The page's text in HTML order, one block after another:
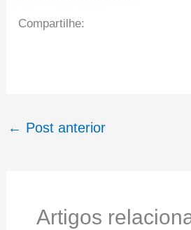
Compartilhe:
← Post anterior
Artigos